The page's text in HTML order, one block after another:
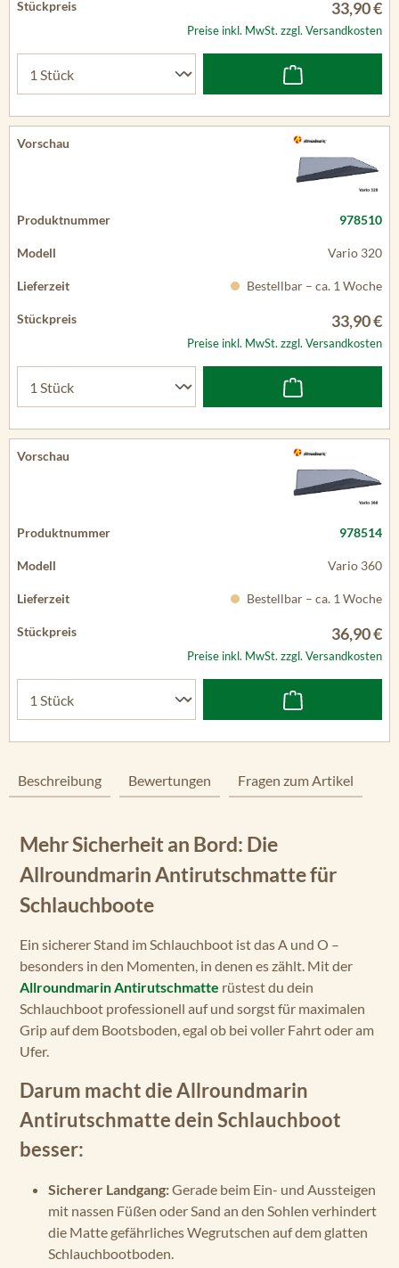
33,90 €
Preise inkl. MwSt. zzgl. Versandkosten
978510
Vario 320
Bestellbar – ca. 1 Woche
33,90 €
Preise inkl. MwSt. zzgl. Versandkosten
978514
Vario 360
Bestellbar – ca. 1 Woche
36,90 €
Preise inkl. MwSt. zzgl. Versandkosten
Beschreibung Bewertungen Fragen zum Artikel
Mehr Sicherheit an Bord: Die
Allroundmarin Antirutschmatte für
Schlauchboote
Ein sicherer Stand im Schlauchboot ist das A und O –
besonders in den Momenten, in denen es zählt. Mit der
Allroundmarin Antirutschmatte rüstest du dein
Schlauchboot professionell auf und sorgst für maximalen
Grip auf dem Bootsboden, egal ob bei voller Fahrt oder am
Ufer.
Darum macht die Allroundmarin
Antirutschmatte dein Schlauchboot
besser:
Sicherer Landgang:Gerade beim Ein- und Aussteigen
mit nassen Füßen oder Sand an den Sohlen verhindert
die Matte gefährliches Wegrutschen auf dem glatten
Schlauchbootboden.